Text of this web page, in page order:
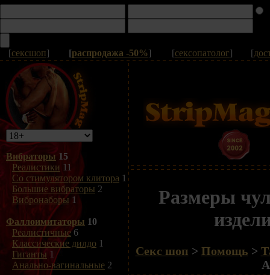
[сексшоп] [распродажа -50%] [сексопатолог] [
Вибраторы 15
Реалистики 11
Со стимулятором клитора 1
Большие вибраторы 2
Вибронаборы 1
Фаллоимитаторы 10
Реалистичные6
Классические дилдо 1
Гиганты 1
Анально-вагинальные 2
Размеры
Секс шоп > Помощь >